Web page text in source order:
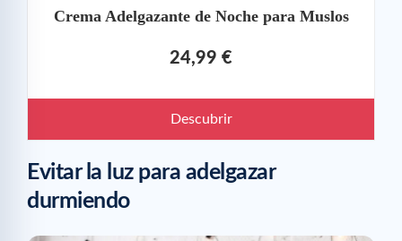
Crema Adelgazante de Noche para Muslos
24,99 €
Descubrir
Evitar la luz para adelgazar
durmiendo